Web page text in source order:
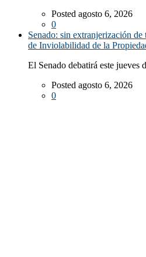
Posted agosto 6, 2026
0
Senado: sin extranjerización de
de Inviolabilidad de la
El Senado debatirá este jueves
Posted agosto 6, 2026
0